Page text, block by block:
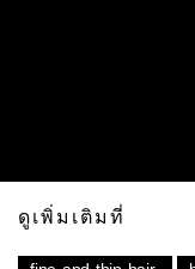
ดูเพิ่มเติมที่